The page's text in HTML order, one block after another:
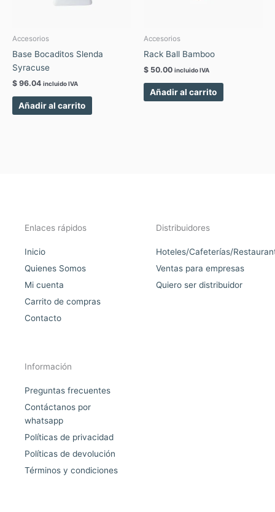
Accesorios
Base Bocaditos Slenda
Syracuse
$ 96.04 incluido IVA
Añadir al carrito
Accesorios
Rack Ball Bamboo
$ 50.00 incluido IVA
Añadir al carrito
Enlaces rápidos
Inicio
Quienes Somos
Mi cuenta
Carrito de compras
Contacto
Distribuidores
Hoteles/Cafeterías/
Ventas para empresas
Quiero ser distribuidor
Información
Preguntas frecuentes
Contáctanos por
whatsapp
Políticas de privacidad
Políticas de devolución
Términos y condiciones